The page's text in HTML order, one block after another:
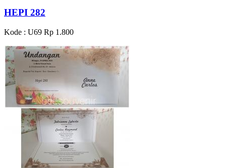
HEPI 282
Kode : U69 Rp 1.800